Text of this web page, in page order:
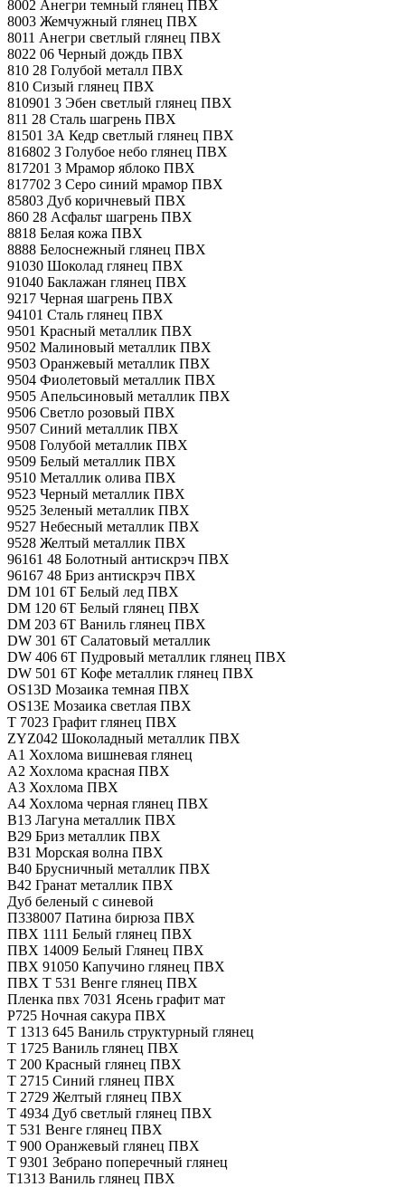
8002 Анегри темный глянец ПВХ
8003 Жемчужный глянец ПВХ
8011 Анегри светлый глянец ПВХ
8022 06 Черный дождь ПВХ
810 28 Голубой металл ПВХ
810 Сизый глянец ПВХ
810901 3 Эбен светлый глянец ПВХ
811 28 Сталь шагрень ПВХ
81501 3А Кедр светлый глянец ПВХ
816802 3 Голубое небо глянец ПВХ
817201 3 Мрамор яблоко ПВХ
817702 3 Серо синий мрамор ПВХ
85803 Дуб коричневый ПВХ
860 28 Асфальт шагрень ПВХ
8818 Белая кожа ПВХ
8888 Белоснежный глянец ПВХ
91030 Шоколад глянец ПВХ
91040 Баклажан глянец ПВХ
9217 Черная шагрень ПВХ
94101 Сталь глянец ПВХ
9501 Красный металлик ПВХ
9502 Малиновый металлик ПВХ
9503 Оранжевый металлик ПВХ
9504 Фиолетовый металлик ПВХ
9505 Апельсиновый металлик ПВХ
9506 Светло розовый ПВХ
9507 Синий металлик ПВХ
9508 Голубой металлик ПВХ
9509 Белый металлик ПВХ
9510 Металлик олива ПВХ
9523 Черный металлик ПВХ
9525 Зеленый металлик ПВХ
9527 Небесный металлик ПВХ
9528 Желтый металлик ПВХ
96161 48 Болотный антискрэч ПВХ
96167 48 Бриз антискрэч ПВХ
DM 101 6T Белый лед ПВХ
DM 120 6T Белый глянец ПВХ
DM 203 6T Ваниль глянец ПВХ
DW 301 6T Салатовый металлик
DW 406 6T Пудровый металлик глянец ПВХ
DW 501 6T Кофе металлик глянец ПВХ
OS13D Мозаика темная ПВХ
OS13E Мозаика светлая ПВХ
T 7023 Графит глянец ПВХ
ZYZ042 Шоколадный металлик ПВХ
А1 Хохлома вишневая глянец
А2 Хохлома красная ПВХ
А3 Хохлома ПВХ
А4 Хохлома черная глянец ПВХ
В13 Лагуна металлик ПВХ
В29 Бриз металлик ПВХ
В31 Морская волна ПВХ
В40 Брусничный металлик ПВХ
В42 Гранат металлик ПВХ
Дуб беленый с синевой
П338007 Патина бирюза ПВХ
ПВХ 1111 Белый глянец ПВХ
ПВХ 14009 Белый Глянец ПВХ
ПВХ 91050 Капучино глянец ПВХ
ПВХ Т 531 Венге глянец ПВХ
Пленка пвх 7031 Ясень графит мат
Р725 Ночная сакура ПВХ
Т 1313 645 Ваниль структурный глянец
Т 1725 Ваниль глянец ПВХ
Т 200 Красный глянец ПВХ
Т 2715 Синий глянец ПВХ
Т 2729 Желтый глянец ПВХ
Т 4934 Дуб светлый глянец ПВХ
Т 531 Венге глянец ПВХ
Т 900 Оранжевый глянец ПВХ
Т 9301 Зебрано поперечный глянец
Т1313 Ваниль глянец ПВХ